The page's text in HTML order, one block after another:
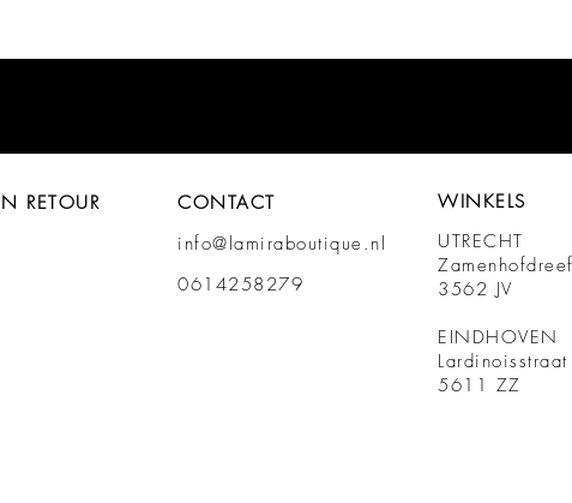
RETOUR
CONTACT
info@lamiraboutique.nl
0614258279
WINKELS
UTRECHT
3562 JV
EINDHOVEN
5611 ZZ